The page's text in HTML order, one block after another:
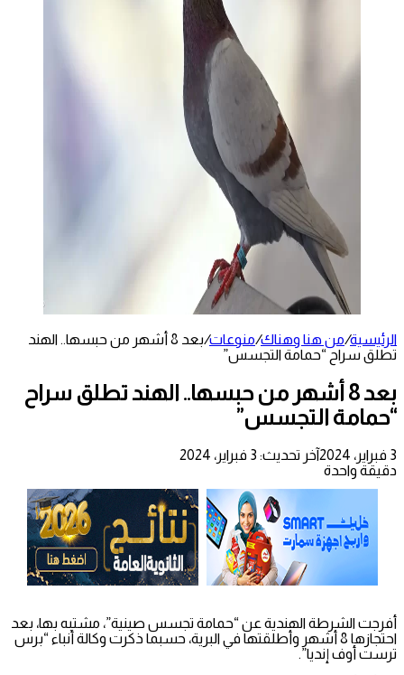
الرئيسية/من هنا وهناك/منوعات/
بعد 8 أشهر من حبسها.. الهند
تطلق سراح “حمامة التجسس”
بعد 8 أشهر من حبسها.. الهند تطلق سراح
“حمامة التجسس”
3 فبراير، 2024
آخر تحديث: 3 فبراير، 2024
دقيقة واحدة
أفرجت الشرطة الهندية عن “حمامة تجسس صينية”، مشتبه بها، بعد
احتجازها 8 أشهر وأطلقتها في البرية، حسبما ذكرت وكالة أنباء “برس
ترست أوف إنديا”.